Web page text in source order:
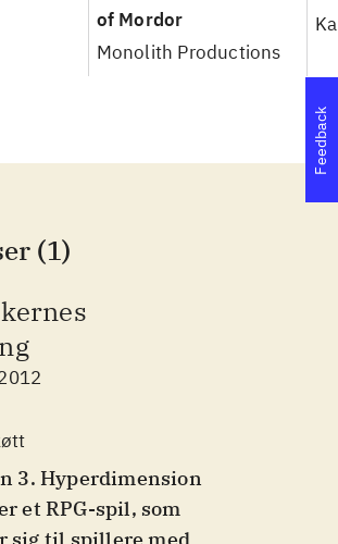
of Mordor
Monolith Productions
(1)
3. Hyperdimension
et RPG-spil, som
sig til spillere med
Feedback